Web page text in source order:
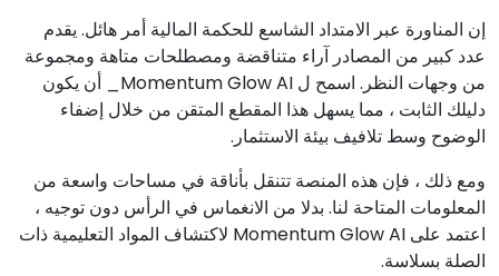
إن المناورة عبر الامتداد الشاسع للحكمة المالية أمر هائل. يقدم
عدد كبير من المصادر آراء متناقضة ومصطلحات متاهة ومجموعة
من وجهات النظر. اسمح ل Momentum Glow AI_ أن يكون
دليلك الثابت ، مما يسهل هذا المقطع المتقن من خلال إضفاء
الوضوح وسط تلافيف بيئة الاستثمار.
ومع ذلك ، فإن هذه المنصة تتنقل بأناقة في مساحات واسعة من
المعلومات المتاحة لنا. بدلا من الانغماس في الرأس دون توجيه ،
اعتمد على Momentum Glow AI لاكتشاف المواد التعليمية ذات
الصلة بسلاسة.